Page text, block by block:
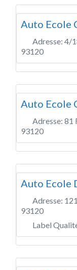
Auto Ecole
Adresse: 4/
93120
Auto Ecole
Adresse: 81
93120
Auto Ecole
Adresse:
93120
Label